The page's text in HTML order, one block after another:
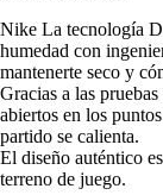
Nike La tecnología
humedad con
mantenerte seco y
Gracias a las
abiertos en los
partido se calienta.
El diseño auténtico
terreno de juego.